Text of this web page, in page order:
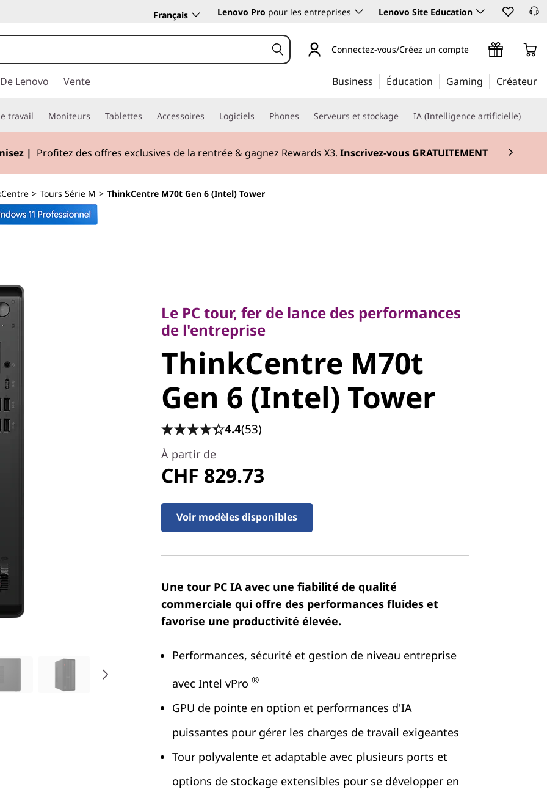
Français Lenovo Pro pour les entreprises Lenovo Site Education
Connectez-vous/Créez un compte
Lenovo Vente Business Éducation Gaming Créateur
travail Moniteurs Tablettes Accessoires Logiciels Phones Serveurs et stockage IA (Intelligence artificielle)
de gamme IPersonnelles, puissantes, portables. Acheter maintenant
> Tours Série M > ThinkCentre M70t Gen 6 (Intel) Tower
ThinkCentre M70t
Gen 6 (Intel) Tower
Le PC tour, fer de lance des performances
de l'entreprise
ThinkCentre M70t
Gen 6 (Intel) Tower
4.4(53)
À partir de
CHF 829.73
Voir modèles disponibles
Une tour PC IA avec une fiabilité de qualité
commerciale qui offre des performances fluides et
favorise une productivité élevée.
Performances, sécurité et gestion de niveau entreprise
avec Intel vPro ®
GPU de pointe en option et performances d'IA
puissantes pour gérer les charges de travail exigeantes
Tour polyvalente et adaptable avec plusieurs ports et
options de stockage extensibles pour se développer en